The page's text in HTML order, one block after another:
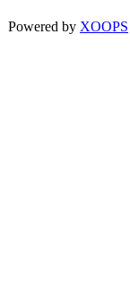
Powered by XOOPS